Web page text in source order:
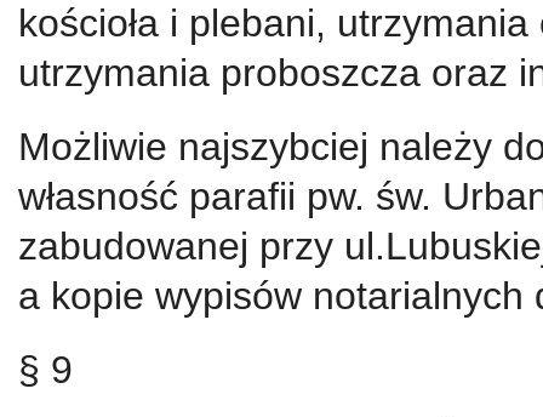
kościoła i plebani,
utrzymania proboszcza oraz
Możliwie najszybciej należy
własność parafii pw. św.
zabudowanej przy
a kopie wypisów
§ 9